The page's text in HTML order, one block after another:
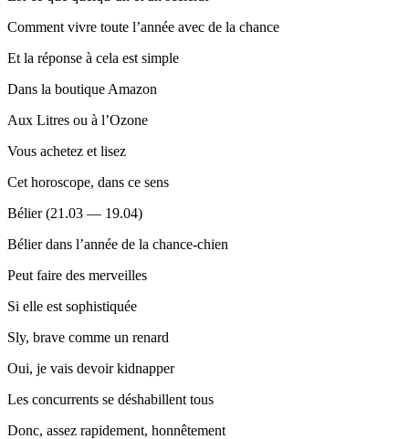
Comment vivre toute l’année avec de la chance
Et la réponse à cela est simple
Dans la boutique Amazon
Aux Litres ou à l’Ozone
Vous achetez et lisez
Cet horoscope, dans ce sens
Bélier (21.03 — 19.04)
Bélier dans l’année de la chance-chien
Peut faire des merveilles
Si elle est sophistiquée
Sly, brave comme un renard
Oui, je vais devoir kidnapper
Les concurrents se déshabillent tous
Donc, assez rapidement, honnêtement